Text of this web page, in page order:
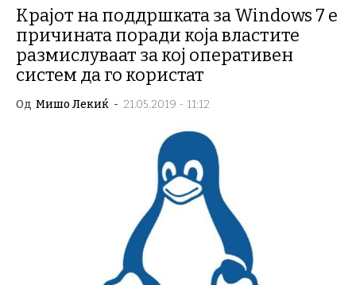
Крајот на поддршката за Windows 7 е
причината поради која властите
размислуваат за кој оперативен
систем да го користат
Од Мишо Лекиќ - 21.05.2019 - 11:12